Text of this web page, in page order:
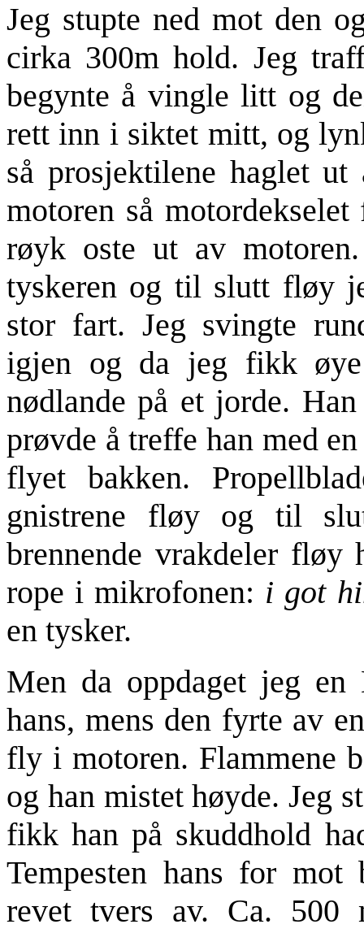
Jeg stupte ned mot den
cirka 300m hold. Jeg
begynte å vingle litt og
rett inn i siktet mitt, og
så prosjektilene haglet
motoren så
røyk oste ut av
tyskeren og til slutt fløy
stor fart. Jeg svingte
igjen og da jeg fikk
nødlande på et jorde.
prøvde å treffe han med
flyet bakken.
gnistrene fløy og til
brennende vrakdeler
rope i mikrofonen: i got
en tysker.
Men da oppdaget jeg en
hans, mens den fyrte av
fly i motoren. Flammene
og han mistet høyde. Jeg
fikk han på skuddhold
Tempesten hans for mot
revet tvers av. Ca. 500